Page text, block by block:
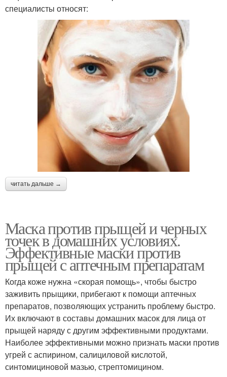
специалисты относят:
читать дальше →
Маска против прыщей и черных
точек в домашних условиях.
Эффективные маски против
прыщей с аптечным препаратам
Когда коже нужна «скорая помощь», чтобы быстро
заживить прыщики, прибегают к помощи аптечных
препаратов, позволяющих устранить проблему быстро.
Их включают в составы домашних масок для лица от
прыщей наряду с другим эффективными продуктами.
Наиболее эффективными можно признать маски против
угрей с аспирином, салициловой кислотой,
синтомициновой мазью, стрептомицином.